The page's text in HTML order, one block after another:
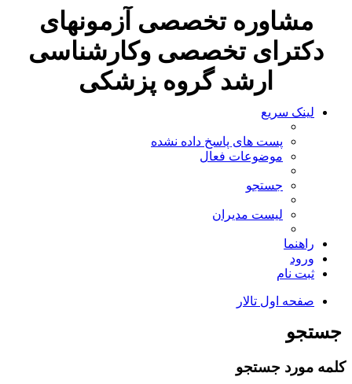
مشاوره تخصصی آزمونهای
دکترای تخصصی وکارشناسی
ارشد گروه پزشکی
لینک سریع
پست های پاسخ داده نشده
موضوعات فعال
جستجو
لیست مدیران
راهنما
ورود
ثبت نام
صفحه اول تالار
جستجو
کلمه مورد جستجو